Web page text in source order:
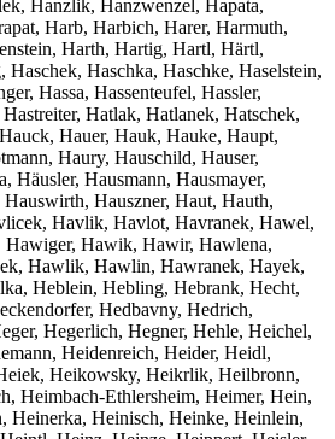
Hanzlik, Hanzwenzel, Hapata,
Harb, Harbich, Harer, Harmuth,
Harth, Hartig, Hartl, Härtl,
Haschka, Haschke, Haselstein,
Hassa, Hassenteufel, Hassler,
Hatlak, Hatlanek, Hatschek,
Hauer, Hauk, Hauke, Haupt,
Haury, Hauschild, Hauser,
Häusler, Hausmann, Hausmayer,
Hauswirth, Hauszner, Haut, Hauth,
Havlik, Havlot, Havranek, Hawel,
Hawik, Hawir, Hawlena,
Hawlik, Hawlin, Hawranek, Hayek,
Heblein, Hebling, Hebrank, Hecht,
Hedbavny, Hedrich,
Hegerlich, Hegner, Hehle, Heichel,
Heidenreich, Heider, Heidl,
Heikowsky, Heikrlik, Heilbronn,
Heimbach-Ethlersheim, Heimer, Hein,
Heinerka, Heinisch, Heinke, Heinlein,